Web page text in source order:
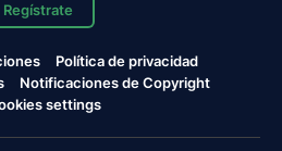
Regístrate
Política de privacidad
Notificaciones de Copyright
settings